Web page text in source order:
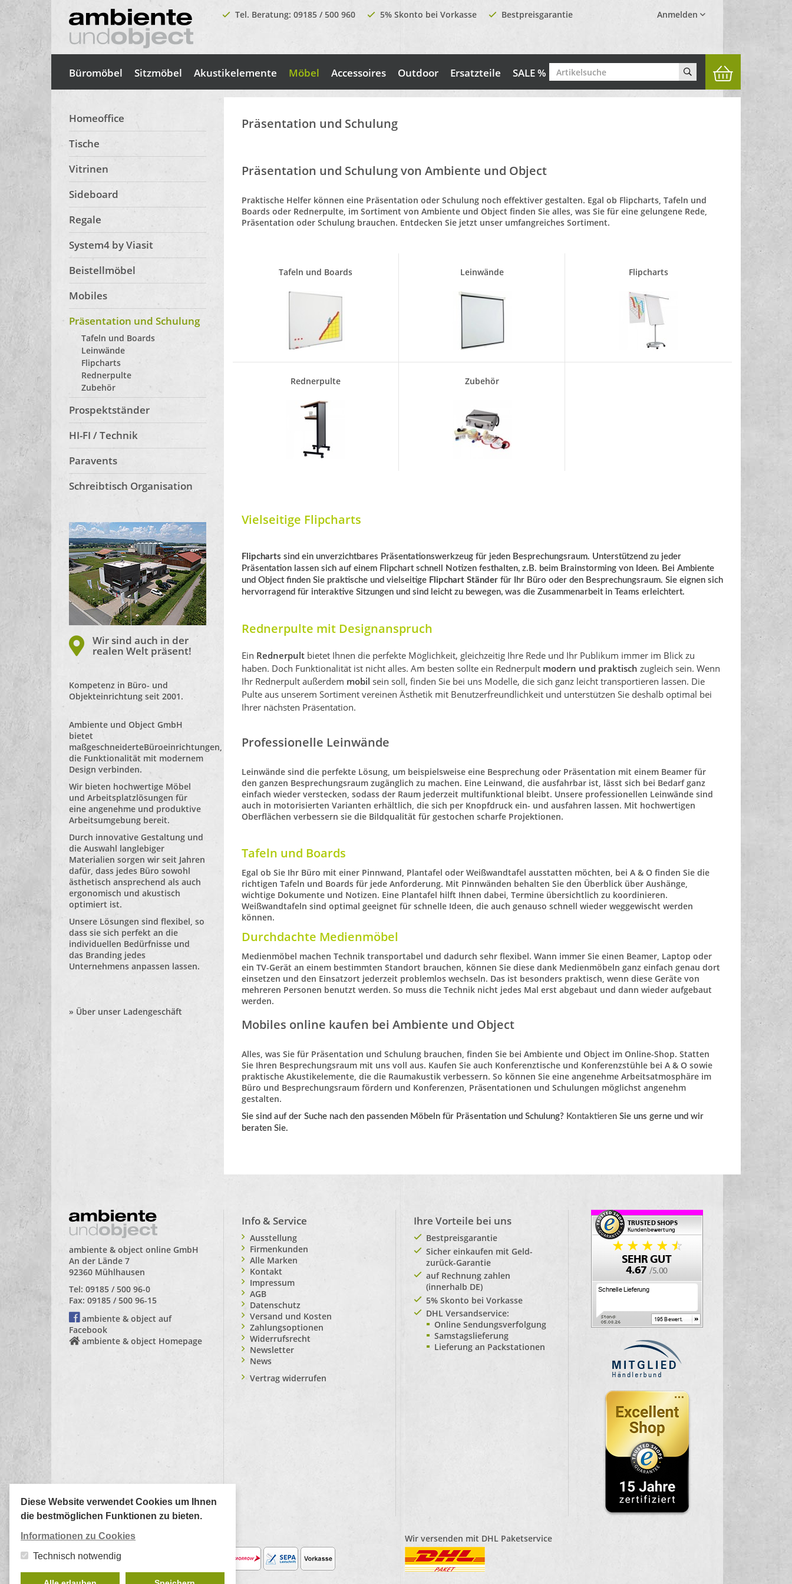
Anmelden
Tel. Beratung: 09185 / 500 960 5% Skonto bei Vorkasse Bestpreisgarantie
Büromöbel Sitzmöbel Akustikelemente Möbel Accessoires Outdoor Ersatzteile SALE %
Homeoffice
Tische
Vitrinen
Sideboard
Regale
System4 by Viasit
Beistellmöbel
Mobiles
Präsentation und Schulung
Tafeln und Boards
Leinwände
Flipcharts
Rednerpulte
Zubehör
Prospektständer
HI-FI / Technik
Paravents
Schreibtisch Organisation
Wir sind auch in der
realen Welt präsent!
Kompetenz in Büro- und
Objekteinrichtung seit 2001.
Ambiente und Object GmbH
bietet
maßgeschneiderteBüroeinrichtungen
die Funktionalität mit modernem
Design verbinden.
Wir bieten hochwertige Möbel
und Arbeitsplatzlösungen für
eine angenehme und produktive
Arbeitsumgebung bereit.
Durch innovative Gestaltung und
die Auswahl langlebiger
Materialien sorgen wir seit Jahren
dafür, dass jedes Büro sowohl
ästhetisch ansprechend als auch
ergonomisch und akustisch
optimiert ist.
Unsere Lösungen sind flexibel, so
dass sie sich perfekt an die
individuellen Bedürfnisse und
das Branding jedes
Unternehmens anpassen lassen.
» Über unser Ladengeschäft
Präsentation und Schulung
Präsentation und Schulung von Ambiente und Object
Praktische Helfer können eine Präsentation oder Schulungnoch effektiver gestalten. Egal ob Flipcharts, Tafeln und
Boards oder Rednerpulte, im Sortiment von Ambiente und Object finden Sie alles, was Sie für eine gelungene Rede,
Präsentation oder Schulung brauchen. Entdecken Sie jetzt unser umfangreiches Sortiment.
Tafeln und Boards Leinwände Flipcharts
Rednerpulte Zubehör
Vielseitige Flipcharts
Flipcharts sind ein unverzichtbares Präsentationswerkzeug für jeden Besprechungsraum. Unterstützend zu jeder
Präsentation lassen sich auf einem Flipchart schnell Notizen festhalten, z.B. beim Brainstorming von Ideen. Bei Ambiente
und Object finden Sie praktische und vielseitige Flipchart Ständerfür Ihr Büro oder den Besprechungsraum. Sie eignen sich
hervorragend für interaktive Sitzungen und sind leicht zu bewegen, was die Zusammenarbeit in Teams erleichtert.
Rednerpulte mit Designanspruch
Ein Rednerpultbietet Ihnen die perfekte Möglichkeit, gleichzeitig Ihre Rede und Ihr Publikum immer im Blick zu
haben. Doch Funktionalität ist nicht alles. Am besten sollte ein Rednerpult modern und praktisch zugleich sein. Wenn
Ihr Rednerpult außerdem mobil sein soll, finden Sie bei uns Modelle, die sich ganz leicht transportieren lassen. Die
Pulte aus unserem Sortiment vereinen Ästhetik mit Benutzerfreundlichkeit und unterstützen Sie deshalb optimal bei
Ihrer nächsten Präsentation.
Professionelle Leinwände
Leinwändesind die perfekte Lösung, um beispielsweise eine Besprechung oder Präsentation mit einem Beamer für
den ganzen Besprechungsraum zugänglich zu machen. Eine Leinwand, die ausfahrbar ist, lässt sich bei Bedarf ganz
einfach wieder verstecken, sodass der Raum jederzeit multifunktional bleibt. Unsere professionellen Leinwändesind
auch in motorisierten Varianten erhältlich, die sich per Knopfdruck ein- und ausfahren lassen. Mit hochwertigen
Oberflächen verbessern sie die Bildqualität für gestochen scharfe Projektionen.
Tafeln und Boards
Egal ob Sie Ihr Büro mit einer Pinnwand, Plantafel oder Weißwandtafel ausstatten möchten, bei A & O finden Sie die
richtigen Tafeln und Boardsfür jede Anforderung. Mit Pinnwänden behalten Sie den Überblick über Aushänge,
wichtige Dokumente und Notizen. Eine Plantafel hilft Ihnen dabei, Termine übersichtlich zu koordinieren.
Weißwandtafeln sind optimal geeignet für schnelle Ideen, die auch genauso schnell wieder weggewischt werden
können.
Durchdachte Medienmöbel
Medienmöbel machen Technik transportabel und dadurch sehr flexibel. Wann immer Sie einen Beamer, Laptop oder
ein TV-Gerät an einem bestimmten Standort brauchen, können Sie diese dank Medienmöbeln ganz einfach genau dort
einsetzen und den Einsatzort jederzeit problemlos wechseln. Das ist besonders praktisch, wenn diese Geräte von
mehreren Personen benutzt werden. So muss die Technik nicht jedes Mal erst abgebaut und dann wieder aufgebaut
werden.
Mobiles online kaufen bei Ambiente und Object
Alles, was Sie für Präsentation und Schulungbrauchen, finden Sie bei Ambiente und Object im Online-Shop. Statten
Sie Ihren Besprechungsraum mit uns voll aus. Kaufen Sie auch Konferenztischeund Konferenzstühlebei A & O sowie
praktische Akustikelemente, die die Raumakustik verbessern. So können Sie eine angenehme Arbeitsatmosphäre im
Büro und Besprechungsraum fördern und Konferenzen, Präsentationen und Schulungen möglichst angenehm
gestalten.
Sie sind auf der Suche nach den passenden Möbeln für Präsentation und Schulung? KontaktierenSie uns gerne und wir
beraten Sie.
ambiente & object online GmbH
An der Lände 7
92360 Mühlhausen
Tel: 09185 / 500 96-0
Fax: 09185 / 500 96-15
ambiente & object auf
Facebook
ambiente & object Homepage
Info & Service
Ausstellung
Firmenkunden
Alle Marken
Kontakt
Impressum
AGB
Datenschutz
Versand und Kosten
Zahlungsoptionen
Widerrufsrecht
Newsletter
News
Vertrag widerrufen
Ihre Vorteile bei uns
Bestpreisgarantie
Sicher einkaufen mit Geld-
zurück-Garantie
auf Rechnung zahlen
(innerhalb DE)
5% Skonto bei Vorkasse
DHL Versandservice:
Online Sendungsverfolgung
Samstagslieferung
Lieferung an Packstationen
Zahlungsarten: Wir versenden mit DHL Paketservice
Diese Website verwendet Cookies um Ihnen
die bestmöglichen Funktionen zu bieten.
Informationen zu Cookies
Technisch notwendig